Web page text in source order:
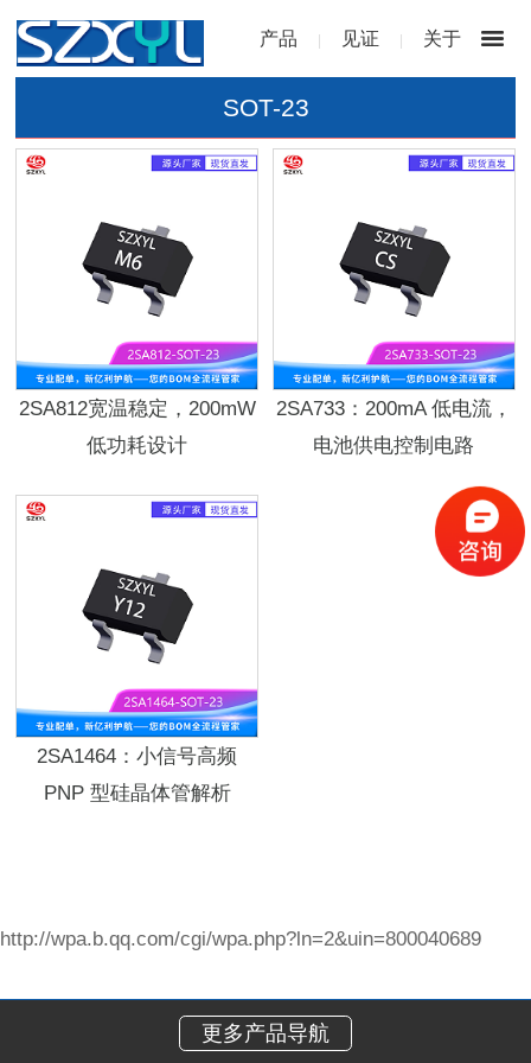
产品 | 见证 | 关于
SOT-23
2SA812宽温稳定，200mW
低功耗设计
2SA733：200mA 低电流，
电池供电控制电路
2SA1464：小信号高频
PNP 型硅晶体管解析
更多产品导航
http://wpa.b.qq.com/cgi/wpa.php?ln=2&uin=800040689